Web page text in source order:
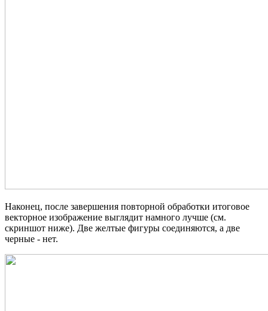
Наконец, после завершения повторной обработки итоговое
векторное изображение выглядит намного лучше (см.
скриншот ниже). Две желтые фигуры соединяются, а две
черные - нет.